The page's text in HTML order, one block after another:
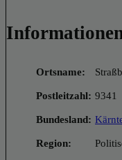
Ortsname:
Postleitzahl: 9341
Bundesland:
Region: